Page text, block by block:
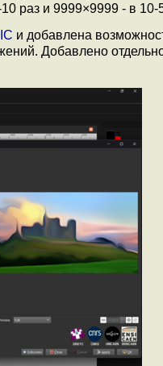
раз и 9999×9999 - в 10-
и добавлена
Добавлено